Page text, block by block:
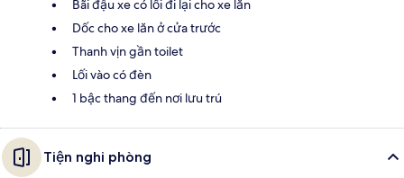
Bãi đậu xe có lối đi lại cho xe lăn
Dốc cho xe lăn ở cửa trước
Thanh vịn gần toilet
Lối vào có đèn
1 bậc thang đến nơi lưu trú
Tiện nghi phòng